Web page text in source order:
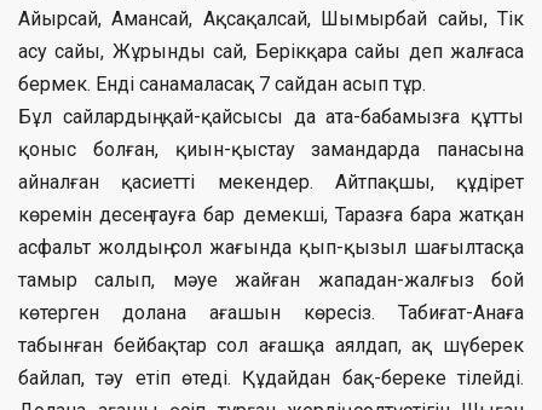
Айырсай, Амансай, Ақсақалсай, Шымырбай сайы, Тік
асу сайы, Жұрынды сай, Берікқара сайы деп жалғаса
бермек. Енді санамаласақ 7 сайдан асып тұр.
Бұл сайлардың қай-қайсысы да ата-бабамызға құтты
қоныс болған, қиын-қыстау замандарда панасына
айналған қасиетті мекендер. Айтпақшы, құдірет
көремін десең тауға бар демекші, Таразға бара жатқан
асфальт жолдың сол жағында қып-қызыл шағылтасқа
тамыр салып, мәуе жайған жападан-жалғыз бой
көтерген долана ағашын көресіз. Табиғат-Анаға
табынған бейбақтар сол ағашқа аялдап, ақ шүберек
байлап, тәу етіп өтеді. Құдайдан бақ-береке тілейді.